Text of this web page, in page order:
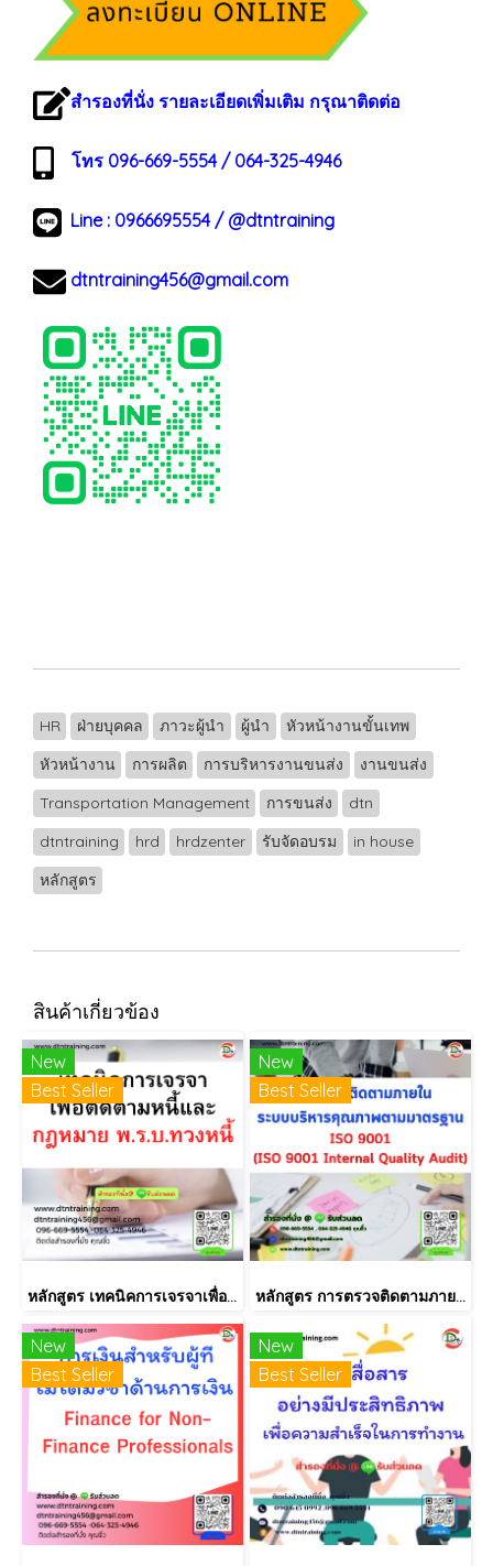
สำรองที่นั่ง รายละเอียดเพิ่มเติม กรุณาติดต่อ
โทร 096-669-5554 / 064-325-4946
Line : 0966695554/ @dtntraining
dtntraining456@gmail.com
HR ฝ่ายบุคคล ภาวะผู้นำ ผู้นำ
หัวหน้างานขั้นเทพ
หัวหน้างาน
การผลิต การบริหารงานขนส่ง
งานขนส่ง
Transportation Management
การขนส่ง
dtn
dtntraining
hrd hrdzenter รับจัดอบรม
in house
หลักสูตร
สินค้าเกี่ยวข้อง
New
Best Seller
หลักสูตร เทคนิคการเจรจาเพื่อติดตามหนี้และกฎหมาย พ.ร.บ.ทวงหนี้
New
Best Seller
หลักสูตร การตรวจติดตามภายใน INTERNAL AUDIT ISO9001:2015
New
Best Seller
New
Best Seller